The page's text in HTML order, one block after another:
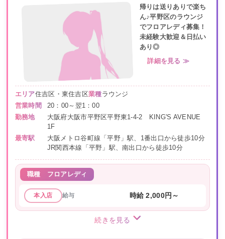
帰りは送りありで楽ち
ん♪平野区のラウンジ
でフロアレディ募集！
未経験大歓迎＆日払い
あり◎
詳細を見る ≫
エリア住吉区・東住吉区業種ラウンジ
営業時間
20：00～翌1：00
勤務地
大阪府大阪市平野区平野東1-4-2 KING'S AVENUE
1F
最寄駅
大阪メトロ谷町線「平野」駅、1番出口から徒歩10分
JR関西本線「平野」駅、南出口から徒歩10分
職種 フロアレディ
本入店 給与 時給 2,000円～
続きを見る